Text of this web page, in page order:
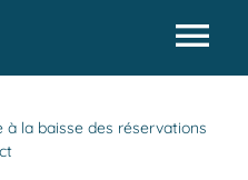
à la baisse des réservations